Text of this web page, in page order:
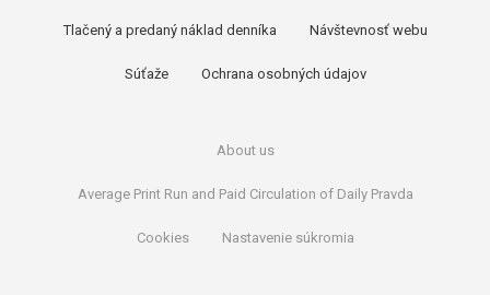
Tlačený a predaný náklad denníka Návštevnosť webu
Súťaže Ochrana osobných údajov
About us
Average Print Run and Paid Circulation of Daily Pravda
Cookies Nastavenie súkromia